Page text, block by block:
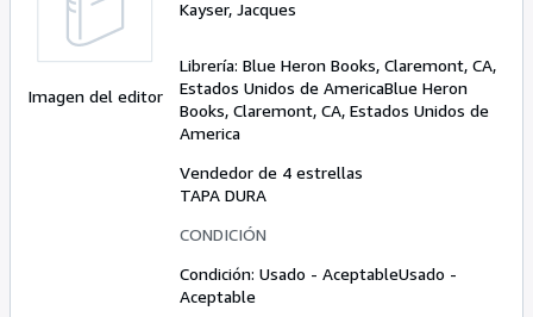
Comenzar a vender
Ayuda
CERRAR
Imagen del editor
Kayser, Jacques
Librería: Blue Heron Books, Claremont, CA,
Estados Unidos de AmericaBlue Heron
Books, Claremont, CA, Estados Unidos de
America
Vendedor de 4 estrellas
TAPA DURA
CONDICIÓN
Condición: Usado - AceptableUsado -
Aceptable